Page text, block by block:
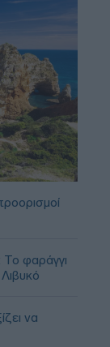
φαράγγι
να